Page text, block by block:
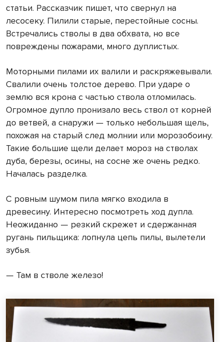
статьи. Рассказчик пишет, что свернул на
лесосеку. Пилили старые, перестойные сосны.
Встречались стволы в два обхвата, но все
повреждены пожарами, много дуплистых.
Моторными пилами их валили и раскряжевывали.
Свалили очень толстое дерево. При ударе о
землю вся крона с частью ствола отломилась.
Огромное дупло пронизало весь ствол от корней
до ветвей, а снаружи — только небольшая щель,
похожая на старый след молнии или морозобоину.
Такие большие щели делает мороз на стволах
дуба, березы, осины, на сосне же очень редко.
Началась разделка.
С ровным шумом пила мягко входила в
древесину. Интересно посмотреть ход дупла.
Неожиданно — резкий скрежет и сдержанная
ругань пильщика: лопнула цепь пилы, вылетели
зубья.
— Там в стволе железо!